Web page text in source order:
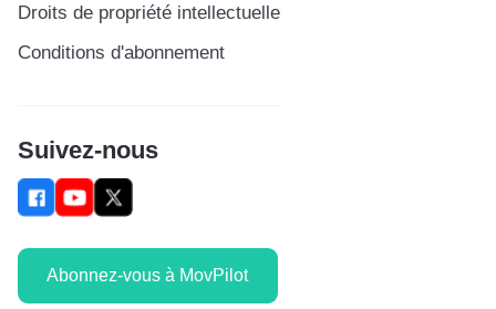
Droits de propriété intellectuelle
Conditions d'abonnement
Suivez-nous
Abonnez-vous à MovPilot